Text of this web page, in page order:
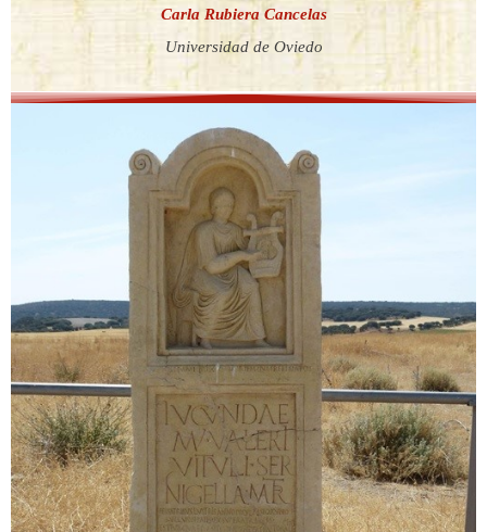
Carla Rubiera Cancelas
Universidad de Oviedo